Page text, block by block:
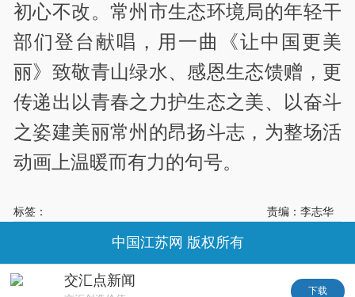
初心不改。常州市生态环境局的年轻干
部们登台献唱，用一曲《让中国更美
丽》致敬青山绿水、感恩生态馈赠，更
传递出以青春之力护生态之美、以奋斗
之姿建美丽常州的昂扬斗志，为整场活
动画上温暖而有力的句号。
标签： 责编：李志华
交汇点新闻
下载
中国江苏网 版权所有